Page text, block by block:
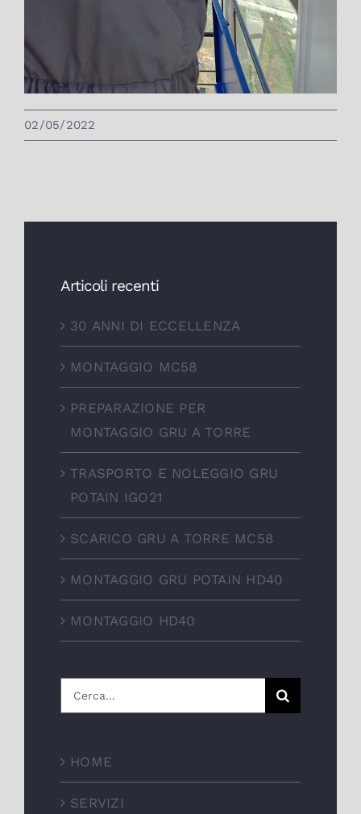
02/05/2022
Articoli recenti
30 ANNI DI ECCELLENZA
MONTAGGIO MC58
PREPARAZIONE PER
MONTAGGIO GRU A TORRE
TRASPORTO E NOLEGGIO GRU
POTAIN IGO21
SCARICO GRU A TORRE MC58
MONTAGGIO GRU POTAIN HD40
MONTAGGIO HD40
Cerca
per:
HOME
SERVIZI